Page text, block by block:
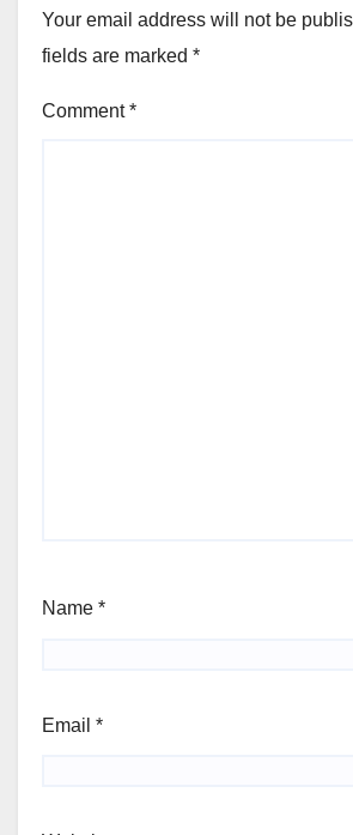
Your email address will not be
fields are marked *
Comment*
Name *
Email *